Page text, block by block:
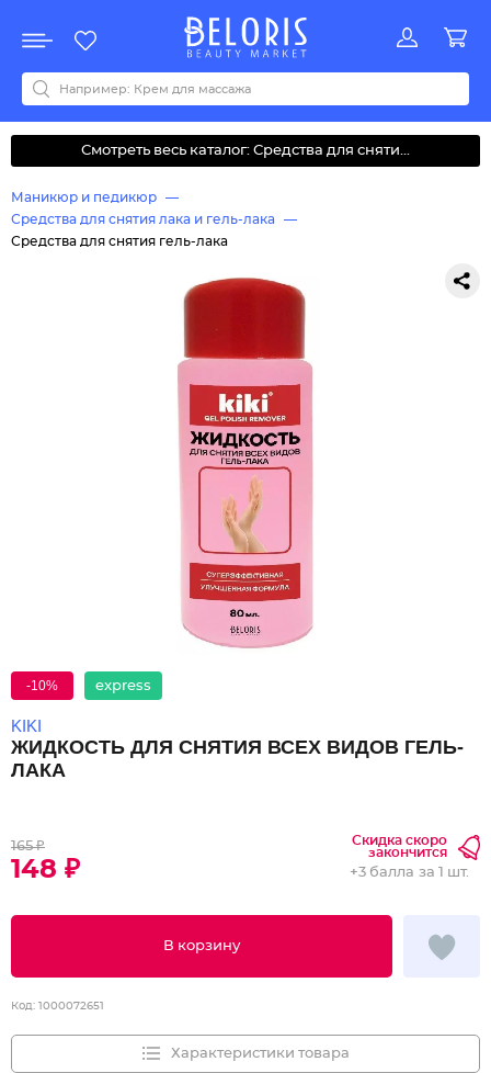
Акции
Все бренды
0-9ABCDEFGHIJKLMNOPQRSTUVWYZАБВДЗИМОКЛНПРСТУФ
Смотреть весь каталог: Средства для сняти...
Маникюр и педикюр
Средства для снятия лака и гель-лака
Средства для снятия гель-лака
-10% express
KIKI
ЖИДКОСТЬ ДЛЯ СНЯТИЯ ВСЕХ ВИДОВ ГЕЛЬ-
ЛАКА
165 ₽
148 ₽
Скидка скоро
закончится
В корзину
+3 балла за 1 шт.
Код: 1000072651
Характеристики товара